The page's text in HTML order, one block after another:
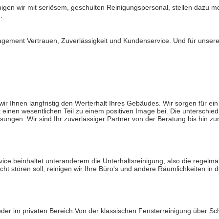
wir mit seriösem, geschulten Reinigungspersonal, stellen dazu
Vertrauen, Zuverlässigkeit und Kundenservice. Und für
Ihnen langfristig den Werterhalt Ihres Gebäudes. Wir sorgen für
wesentlichen Teil zu einem positiven Image bei. Die
Wir sind Ihr zuverlässiger Partner von der Beratung bis hin
beinhaltet unteranderem die Unterhaltsreinigung, also die
stören soll, reinigen wir Ihre Büro's und andere Räumlichkeiten in
im privaten Bereich.Von der klassischen Fensterreinigung über